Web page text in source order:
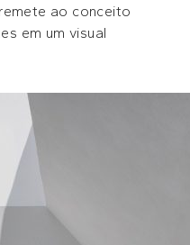
ao conceito
em um visual